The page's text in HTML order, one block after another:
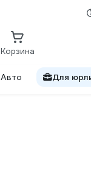
Корзина
Авто Для